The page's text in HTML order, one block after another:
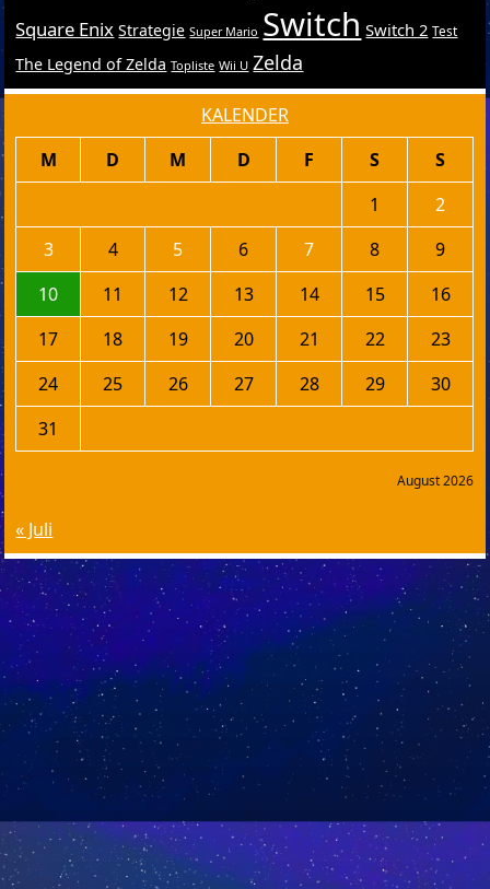
Square Enix Strategie Super Mario Switch Switch 2 Test
The Legend of Zelda Topliste Wii U Zelda
KALENDER
August 2026
M D M D F S
S
1
2
3
4 5 6 7 8
9
10
11 12 13 14 15
16
17
18 19 20 21 22
23
24
25 26 27 28 29
30
31
« Juli